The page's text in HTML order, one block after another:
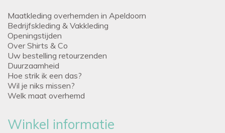
Maatkleding overhemden in Apeldoorn
Bedrijfskleding & Vakkleding
Openingstijden
Over Shirts & Co
Uw bestelling retourzenden
Duurzaamheid
Hoe strik ik een das?
Wil je niks missen?
Welk maat overhemd
Winkel informatie